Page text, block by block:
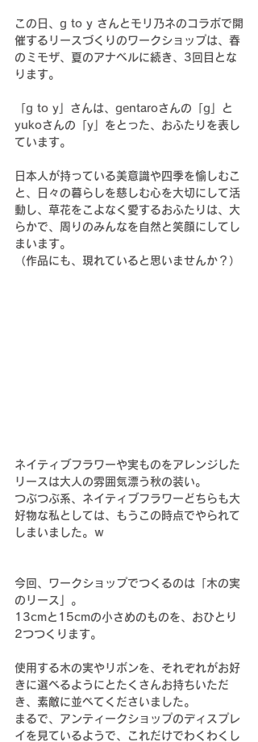
この日、g to y さんとモリ乃ネのコラボで開
催するリースづくりのワークショップは、春
のミモザ、夏のアナベルに続き、3回目とな
ります。
「g to y」さんは、gentaroさんの「g」と
yukoさんの「y」をとった、おふたりを表し
ています。
日本人が持っている美意識や四季を愉しむこ
と、日々の暮らしを慈しむ心を大切にして活
動し、草花をこよなく愛するおふたりは、大
らかで、周りのみんなを自然と笑顔にしてし
まいます。
（作品にも、現れていると思いませんか？）
ネイティブフラワーや実ものをアレンジした
リースは大人の雰囲気漂う秋の装い。
つぶつぶ系、ネイティブフラワーどちらも大
好物な私としては、もうこの時点でやられて
しまいました。ｗ
今回、ワークショップでつくるのは「木の実
のリース」。
13cmと15cmの小さめのものを、おひとり
2つつくります。
使用する木の実やリボンを、それぞれがお好
きに選べるようにとたくさんお持ちいただ
き、素敵に並べてくださいました。
まるで、アンティークショップのディスプレ
イを見ているようで、これだけでわくわくし